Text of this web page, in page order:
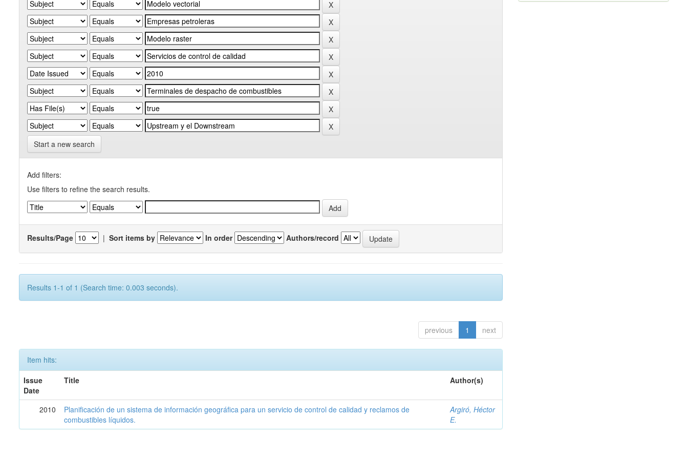
Start a new search
Add filters:
Use filters to refine the search results.
Results/Page | Sort items by In order Authors/record
Results 1-1 of 1 (Search time: 0.003 seconds).
previous 1 next
Item hits:
Issue
Date
Title Author(s)
2010
Planificación de un sistema de información geográfica para un servicio de control de calidad y reclamos de
combustibles líquidos.
Argiró, Héctor
E.